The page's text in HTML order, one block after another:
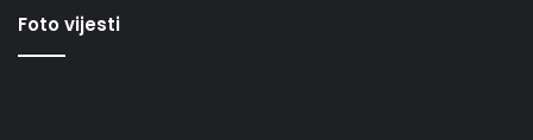
Foto vijesti